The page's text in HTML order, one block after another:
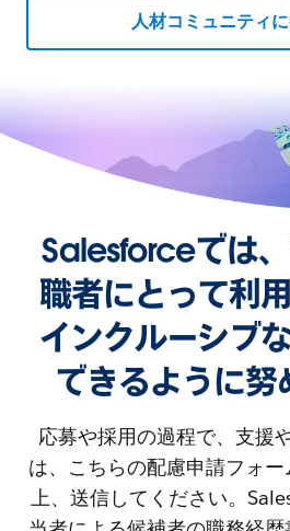
人材コミュニティ
Salesforceでは
職者にとって利
インクルーシブ
できるように努
応募や採用の過程で、支援
は、こちらの配慮申請フォ
上、送信してください。